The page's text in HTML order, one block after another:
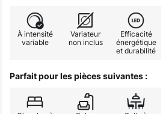
À intensité
variable
Variateur
non inclus
Efficacité
énergétique
et durabilité
Parfait pour les pièces suivantes :